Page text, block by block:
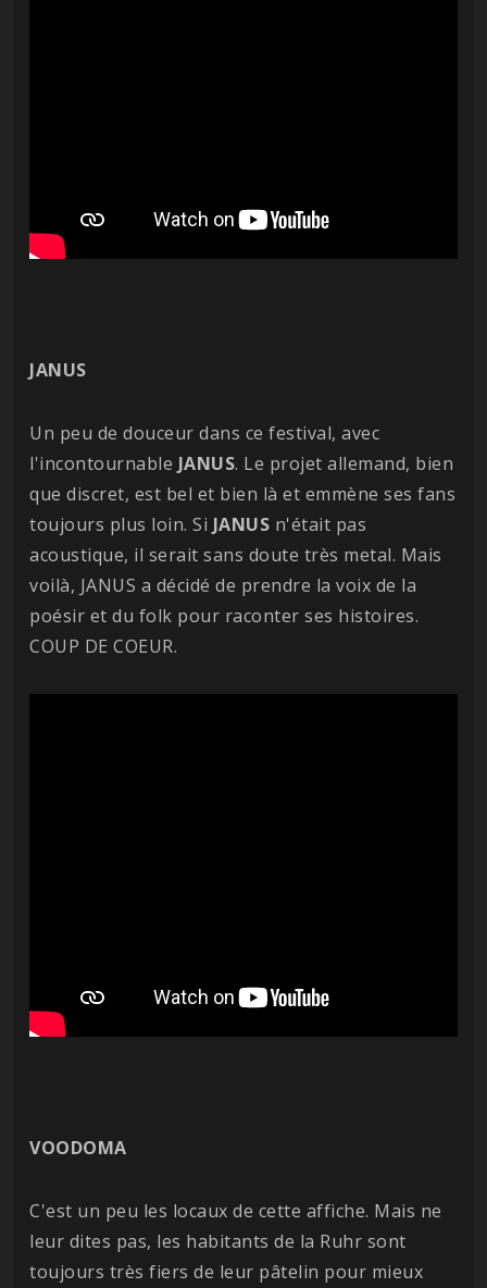
JANUS
Un peu de douceur dans ce festival, avec
l'incontournable JANUS. Le projet allemand, bien
que discret, est bel et bien là et emmène ses fans
toujours plus loin. Si JANUS n'était pas
acoustique, il serait sans doute très metal. Mais
voilà, JANUS a décidé de prendre la voix de la
poésir et du folk pour raconter ses histoires.
COUP DE COEUR.
VOODOMA
C'est un peu les locaux de cette affiche. Mais ne
leur dites pas, les habitants de la Ruhr sont
toujours très fiers de leur pâtelin pour mieux